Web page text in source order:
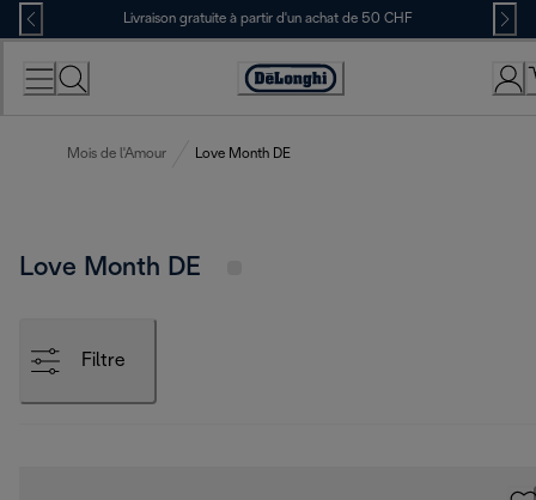
Skip
to
Content
Livraison gratuite à partir d'un achat de 50 CHF
Déclaration
Mois de l'Amour Love Month DE
Love Month DE
Filtre